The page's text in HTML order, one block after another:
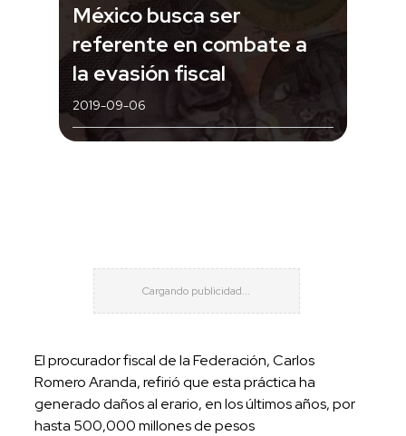
México busca ser
referente en combate a
la evasión fiscal
2019-09-06
El procurador fiscal de la Federación, Carlos
Romero Aranda, refirió que esta práctica ha
generado daños al erario, en los últimos años, por
hasta 500,000 millones de pesos